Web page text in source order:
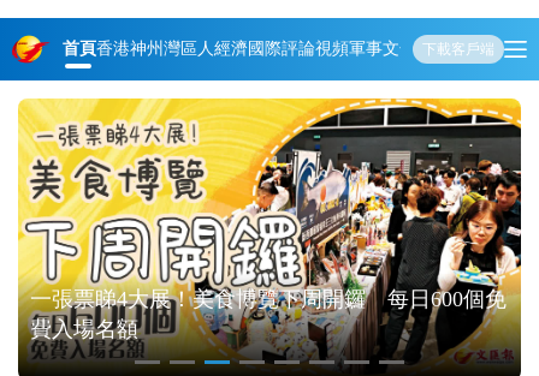
首頁香港神州 灣區人經濟國際評論視頻軍事文化 娛樂生活教育體
下載客戶端
一張票睇4大展！美食博覽下周開鑼 每日600個免
費入場名額